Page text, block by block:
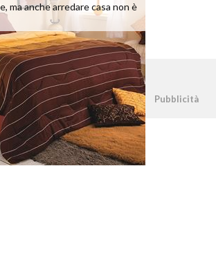
ma anche arredare casa non è
- p.iva 03338800984 Pubblicità